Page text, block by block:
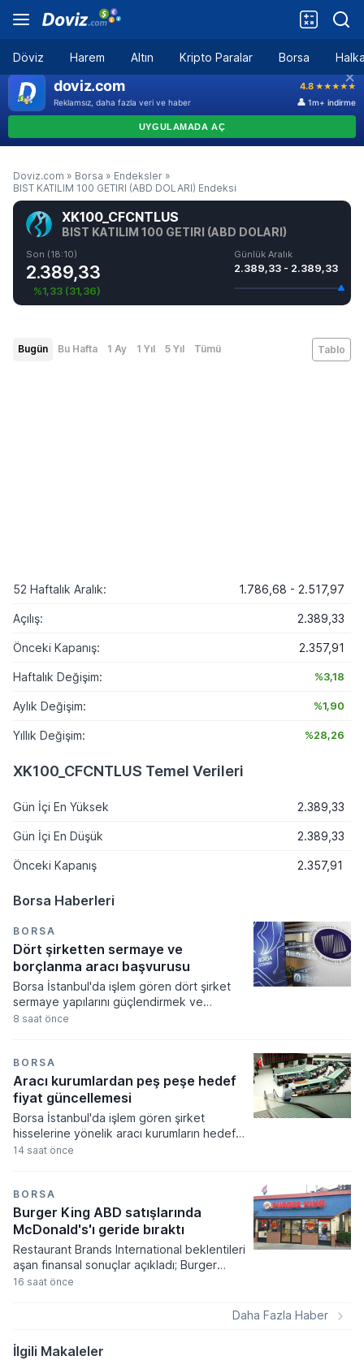
Döviz Harem Altın Kripto Paralar Borsa
Doviz.com » Borsa » Endeksler »
BIST KATILIM 100 GETIRI (ABD DOLARI) Endeksi
XK100_CFCNTLUS
BIST KATILIM 100 GETIRI (ABD DOLARI)
Son (18:10)
2.389,33
%1,33 (31,36)
Günlük Aralık
2.389,33 - 2.389,33
Bugün Bu Hafta 1 Ay 1 Yıl 5 Yıl Tümü Tablo
52 Haftalık Aralık: 1.786,68 - 2.517,97
Açılış: 2.389,33
Önceki Kapanış: 2.357,91
Haftalık Değişim: %3,18
Aylık Değişim: %1,90
Yıllık Değişim: %28,26
XK100_CFCNTLUS Temel Verileri
Gün İçi En Yüksek 2.389,33
Gün İçi En Düşük 2.389,33
Önceki Kapanış 2.357,91
Borsa Haberleri
BORSA
Dört şirketten sermaye ve
borçlanma aracı başvurusu
Borsa İstanbul'da işlem gören dört şirket
sermaye yapılarını güçlendirmek ve
stratejik hedeflerine ulaşmak amacıyla
Platformu üzerinden yapılan açıklamalara
göre 5-6 Ağustos tarihlerinde gerçekleşen
bu başvurular sermaye artırımı, tavan
yükseltimi ve borçlanma aracı ihracı gibi
önemli finansal süreçleri kapsıyor.
8 saat önce
BORSA
Aracı kurumlardan peş peşe hedef
fiyat güncellemesi
Borsa İstanbul'da işlem gören şirket
hisselerine yönelik aracı kurumların hedef
fiyat güncellemeleri bugün oldukça yoğun
dikkat çekerken, Türk Telekom ve Logo
Yazılım gibi hisselerde ise kurumların
beklentilerini aşağı yönlü güncellediği
14 saat önce
BORSA
Burger King ABD satışlarında
McDonald's'ı geride bıraktı
Restaurant Brands International beklentileri
aşan finansal sonuçlar açıkladı; Burger
King'in ABD operasyonları grubun
öngörülerini geride bırakırken, net gelir
yıllık bazda yüzde 4,5 oranında bir artış
16 saat önce
Daha Fazla Haber
İlgili Makaleler